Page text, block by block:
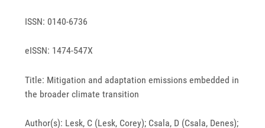
ISSN: 0140-6736
eISSN: 1474-547X
Title: Mitigation and adaptation emissions embedded in
the broader climate transition
Author(s): Lesk, C (Lesk, Corey); Csala, D (Csala, Denes);